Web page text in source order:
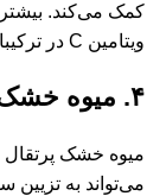
کمک می‌کند.
ویتامین C در ترکیبات آن بر می‌گردد.
۴. میوه خشک پرتقال
میوه خشک پرتقال
می‌تواند به